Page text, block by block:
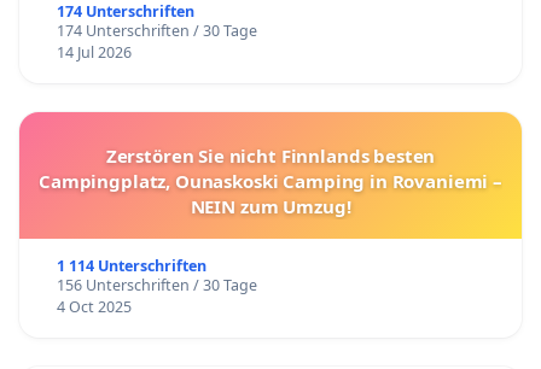
174 Unterschriften
174 Unterschriften / 30 Tage
14 Jul 2026
Zerstören Sie nicht Finnlands besten
Campingplatz, Ounaskoski Camping in Rovaniemi –
NEIN zum Umzug!
1 114 Unterschriften
156 Unterschriften / 30 Tage
4 Oct 2025